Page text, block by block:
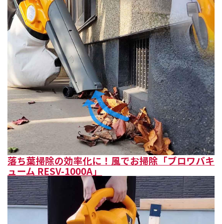
落ち葉掃除の効率化に！風でお掃除「ブロワバキ
ューム RESV-1000A」